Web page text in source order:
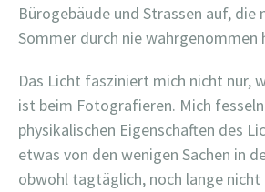
Bürogebäude und Strassen auf, die
Sommer durch nie wahrgenommen
Das Licht fasziniert mich nicht nur,
ist beim Fotografieren. Mich
physikalischen Eigenschaften des
etwas von den wenigen Sachen in
obwohl tagtäglich, noch lange